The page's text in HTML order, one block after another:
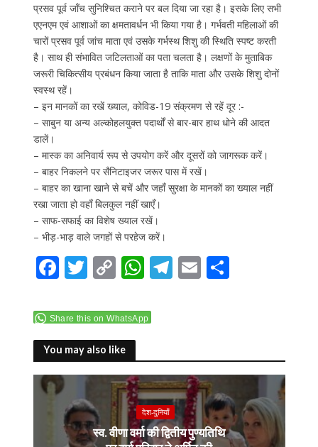
प्रसव पूर्व जाँच सुनिश्चित कराने पर बल दिया जा रहा है। इसके लिए सभी
एएनएम एवं आशाओं का क्षमतावर्धन भी किया गया है। गर्भवती महिलाओं की
चारों प्रसव पूर्व जांच माता एवं उसके गर्भस्थ शिशु की स्थिति स्पष्ट करती
है। साथ ही संभावित जटिलताओं का पता चलता है। लक्षणों के मुताबिक
जरूरी चिकित्सीय प्रबंधन किया जाता है ताकि माता और उसके शिशु दोनों
स्वस्थ रहें।
– इन मानकों का रखें ख्याल, कोविड-19 संक्रमण से रहें दूर :-
– साबुन या अन्य अल्कोहलयुक्त पदार्थों से बार-बार हाथ धोने की आदत
डालें।
– मास्क का अनिवार्य रूप से उपयोग करें और दूसरों को जागरूक करें।
– बाहर निकलने पर सैनिटाइजर जरूर पास में रखें।
– बाहर का खाना खाने से बचें और जहाँ सुरक्षा के मानकों का ख्याल नहीं
रखा जाता हो वहाँ बिलकुल नहीं खाएँ।
– साफ-सफाई का विशेष ख्याल रखें।
– भीड़-भाड़ वाले जगहों से परहेज करें।
F
ac
e
b
o
o
k
T
w
itt
er
C
o
p
y
Li
n
k
W
h
at
A
p
p
T
el
a
m
E
m
S
Share this on WhatsApp
You may also like
देश-दुनियाँ
स्व. वीणा वर्मा की द्वितीय पुण्यतिथि